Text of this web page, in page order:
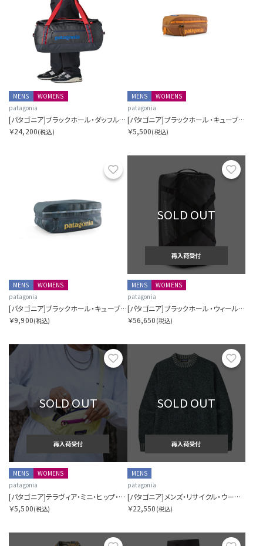
MENS
WOMENS
patagonia
[パタゴニア]ブラックホール・ダッフル 55L
￥24,200(税込)
MENS
WOMENS
patagonia
[パタゴニア]ブラックホール・キューブ 3L
￥5,500(税込)
お気に入り
MENS
WOMENS
patagonia
[パタゴニア]ブラックホール・キューブ 14L
￥9,900(税込)
SOLD OUT
再入荷受付
MENS
WOMENS
patagonia
[パタゴニア]ブラックホール・ウィールド・ダッフル 70L
￥56,650 (税込)
お気に入り
SOLD OUT
再入荷受付
MENS
WOMENS
patagonia
[パタゴニア]テラヴィア・ミニ・ヒップ・パック 1L
￥5,500(税込)
SOLD OUT
再入荷受付
MENS
patagonia
[パタゴニア]メンズ・リサイクル・ウールブレンド・セーター
￥22,550 (税込)